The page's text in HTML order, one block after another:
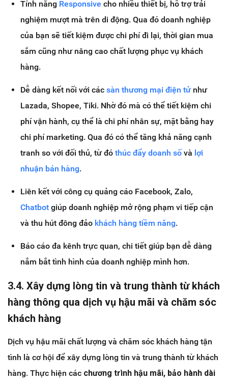
Tính năng Responsive cho nhiều thiết bị, hỗ trợ trải
nghiệm mượt mà trên di động. Qua đó doanh nghiệp
của bạn sẽ tiết kiệm được chi phí đi lại, thời gian mua
sắm cũng như nâng cao chất lượng phục vụ khách
hàng.
Dễ dàng kết nối với các sàn thương mại điện tửnhư
Lazada, Shopee, Tiki. Nhờ đó mà có thể tiết kiệm chi
phí vận hành, cụ thể là chi phí nhân sự, mặt bằng hay
chi phí marketing. Qua đó có thể tăng khả năng cạnh
tranh so với đối thủ, từ đó thúc đẩy doanh số và lợi
nhuận bán hàng.
Liên kết với công cụ quảng cáo Facebook, Zalo,
Chatbot giúp doanh nghiệp mở rộng phạm vi tiếp cận
và thu hút đông đảo khách hàng tiềm năng.
Báo cáo đa kênh trực quan, chi tiết giúp bạn dễ dàng
nắm bắt tình hình của doanh nghiệp mình hơn.
3.4. Xây dựng lòng tin và trung thành từ khách
hàng thông qua dịch vụ hậu mãi và chăm sóc
khách hàng
Dịch vụ hậu mãi chất lượng và chăm sóc khách hàng tận
tình là cơ hội để xây dựng lòng tin và trung thành từ khách
hàng. Thực hiện các chương trình hậu mãi, bảo hành dài